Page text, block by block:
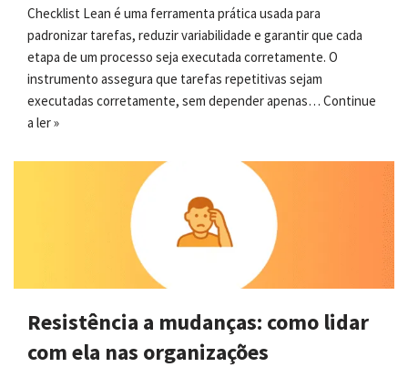
Checklist Lean é uma ferramenta prática usada para
padronizar tarefas, reduzir variabilidade e garantir que cada
etapa de um processo seja executada corretamente. O
instrumento assegura que tarefas repetitivas sejam
executadas corretamente, sem depender apenas… Continue
a ler »
Resistência a mudanças: como lidar
com ela nas organizações